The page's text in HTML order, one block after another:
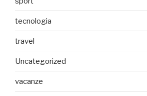
tecnologia
travel
Uncategorized
vacanze